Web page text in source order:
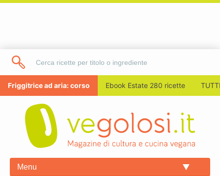
Friggitrice ad aria: corso Ebook Estate 280 ricette
Menu